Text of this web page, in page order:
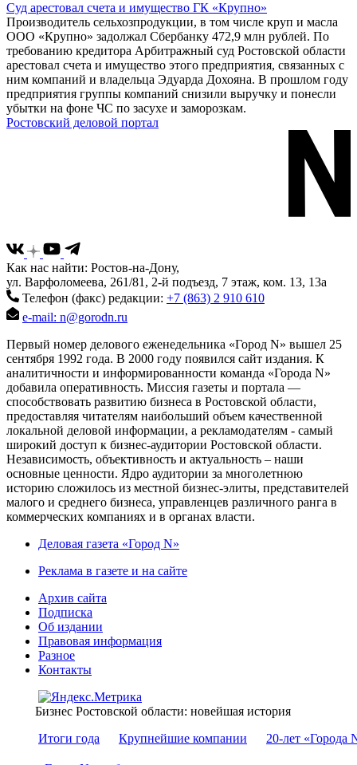
Суд арестовал счета и имущество ГК «Крупно»
Производитель сельхозпродукции, в том числе круп и масла
ООО «Крупно» задолжал Сбербанку 472,9 млн рублей. По
требованию кредитора Арбитражный суд Ростовской области
арестовал счета и имущество этого предприятия, связанных с
ним компаний и владельца Эдуарда Дохояна. В прошлом году
предприятия группы компаний снизили выручку и понесли
убытки на фоне ЧС по засухе и заморозкам.
Ростовский деловой портал
Как нас найти: Ростов-на-Дону,
ул. Варфоломеева, 261/81, 2-й подъезд, 7 этаж, ком. 13, 13а
Телефон (факс) редакции: +7 (863) 2 910 610
e-mail: n@gorodn.ru
Первый номер делового еженедельника «Город N» вышел 25
сентября 1992 года. В 2000 году появился сайт издания. К
аналитичности и информированности команда «Города N»
добавила оперативность. Миссия газеты и портала —
способствовать развитию бизнеса в Ростовской области,
предоставляя читателям наибольший объем качественной
локальной деловой информации, а рекламодателям - самый
широкий доступ к бизнес-аудитории Ростовской области.
Независимость, объективность и актуальность – наши
основные ценности. Ядро аудитории за многолетнюю
историю сложилось из местной бизнес-элиты, представителей
малого и среднего бизнеса, управленцев различного ранга в
коммерческих компаниях и в органах власти.
Деловая газета «Город N»
Реклама в газете и на сайте
Архив сайта
Подписка
Об издании
Правовая информация
Разное
Контакты
Бизнес Ростовской области: новейшая история
Итоги года
Крупнейшие компании 20-лет «Города